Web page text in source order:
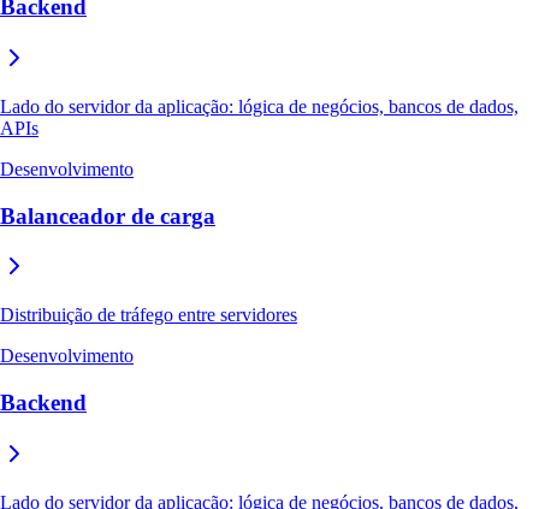
Backend
Lado do servidor da aplicação: lógica de negócios, bancos de dados,
APIs
Desenvolvimento
Balanceador de carga
Distribuição de tráfego entre servidores
Desenvolvimento
Backend
Lado do servidor da aplicação: lógica de negócios, bancos de dados,